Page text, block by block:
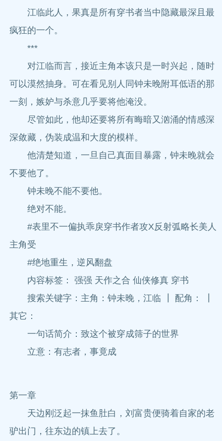
江临此人，果真是所有穿书者当中隐藏最深且最
疯狂的一个。
***
对江临而言，接近主角本该只是一时兴起，随时
可以漠然抽身。可在看见别人同钟未晚附耳低语的那
一刻，嫉妒与杀意几乎要将他淹没。
尽管如此，他却还要将所有晦暗又汹涌的情感深
深敛藏，伪装成温和大度的模样。
他清楚知道，一旦自己真面目暴露，钟未晚就会
不要他了。
钟未晚不能不要他。
绝对不能。
#表里不一偏执乖戾穿书作者攻X反射弧略长美人
主角受
#绝地重生，逆风翻盘
内容标签： 强强 天作之合 仙侠修真 穿书
搜索关键字：主角：钟未晚，江临 ┃ 配角： ┃
其它：
一句话简介：致这个被穿成筛子的世界
立意：有志者，事竟成
第一章
天边刚泛起一抹鱼肚白，刘富贵便骑着自家的老
驴出门，往东边的镇上去了。